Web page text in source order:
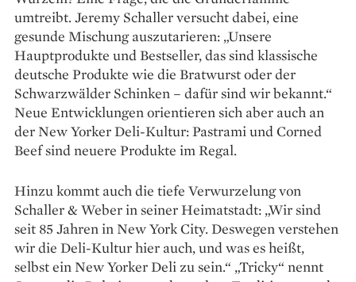
umtreibt. Jeremy Schaller versucht dabei, eine
gesunde Mischung auszutarieren: „Unsere
Hauptprodukte und Bestseller, das sind klassische
deutsche Produkte wie die Bratwurst oder der
Schwarzwälder Schin­ken – dafür sind wir bekannt.“
Neue Ent­wicklungen orientieren sich aber auch an
der New Yorker Deli-Kultur: Pastrami und Corned
Beef sind neuere Produkte im Regal.
Hinzu kommt auch die tiefe Verwurzelung von
Schaller & Weber in seiner Heimatstadt: „Wir sind
seit 85 Jahren in New York City. Des­wegen verstehen
wir die Deli-Kultur hier auch, und was es heißt,
selbst ein New Yorker Deli zu sein.“ „Tricky“ nennt